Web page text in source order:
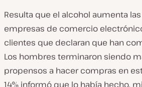
Resulta que el alcohol aumenta
empresas de comercio
clientes que declaran que han
Los hombres terminaron siendo
propensos a hacer compras en
14% informó que lo había hecho,